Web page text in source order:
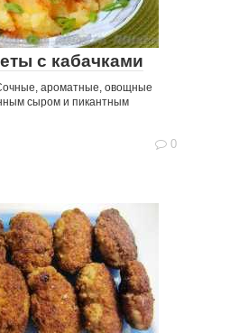
с кабачками
ароматные, овощные
сыром и пикантным
0